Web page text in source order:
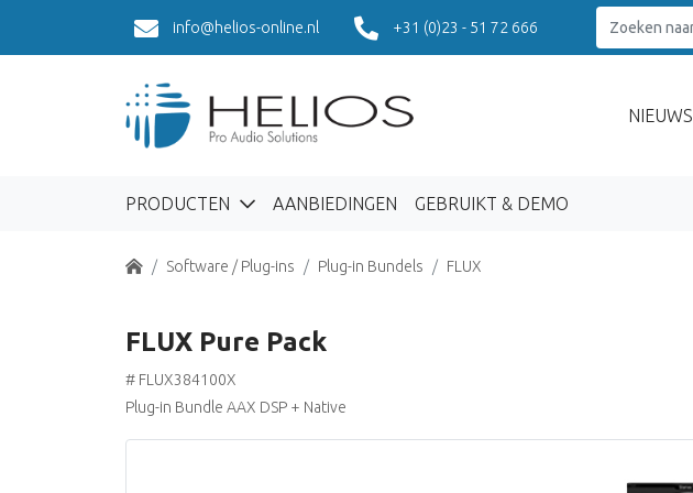
info@helios-online.nl +31 (0)23 - 51 72 666
NIEUWS
PRODUCTEN AANBIEDINGEN GEBRUIKT & DEMO
Home Software / Plug-ins Plug-in Bundels FLUX
FLUX Pure Pack
# FLUX384100X
Plug-in Bundle AAX DSP + Native